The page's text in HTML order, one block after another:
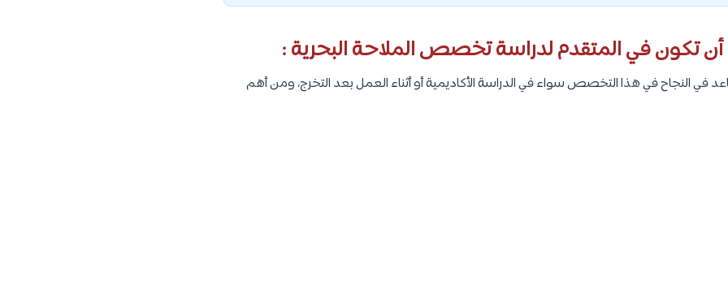
تكون في المتقدم لدراسة تخصص الملاحة البحرية :
في النجاح في هذا التخصص سواء في الدراسة الأكاديمية أو أثناء العمل بعد التخرج، ومن أهم